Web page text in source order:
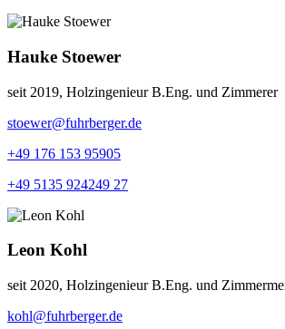
Hauke Stoewer
seit 2019, Holzingenieur B.Eng. und Zimmerer
stoewer@fuhrberger.de
+49 176 153 95905
+49 5135 924249 27
Leon Kohl
seit 2020, Holzingenieur B.Eng. und
kohl@fuhrberger.de